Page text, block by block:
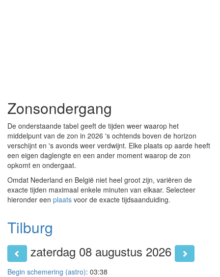
Zonsondergang
De onderstaande tabel geeft de tijden weer waarop het
middelpunt van de zon in 2026 's ochtends boven de horizon
verschijnt en 's avonds weer verdwijnt. Elke plaats op aarde heeft
een eigen daglengte en een ander moment waarop de zon
opkomt en ondergaat.
Omdat Nederland en België niet heel groot zijn, variëren de
exacte tijden maximaal enkele minuten van elkaar. Selecteer
hieronder een plaats voor de exacte tijdsaanduiding.
Tilburg
zaterdag 08 augustus 2026
Begin schemering (astro): 03:38